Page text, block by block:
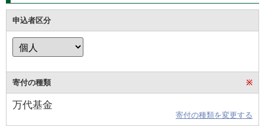
申込者区分
寄付の種類 ※
万代基金
寄付の種類を変更する